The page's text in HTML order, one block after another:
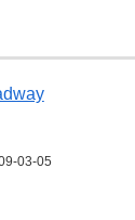
03-05